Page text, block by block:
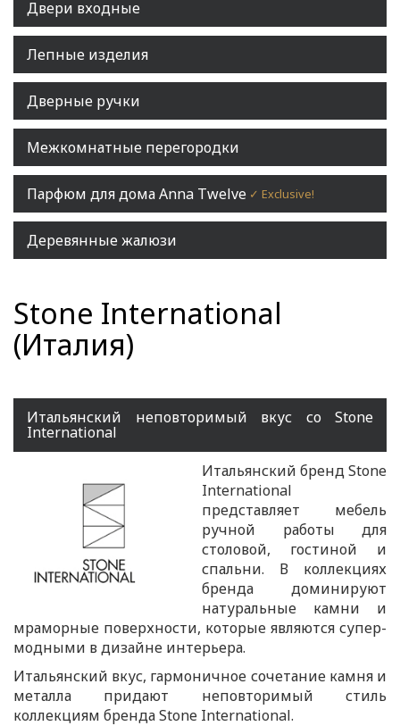
Двери входные
Лепные изделия
Дверные ручки
Межкомнатные перегородки
Парфюм для дома Anna Twelve ✓ Exclusive!
Деревянные жалюзи
Stone International
(Италия)
Итальянский неповторимый вкус со Stone
International
Итальянский бренд Stone
International
представляет мебель
ручной работы для
столовой, гостиной и
спальни. В коллекциях
бренда доминируют
натуральные камни и
мраморные поверхности, которые являются супер-
модными в дизайне интерьера.
Итальянский вкус, гармоничное сочетание камня и
металла придают неповторимый стиль
коллекциям бренда Stone International.